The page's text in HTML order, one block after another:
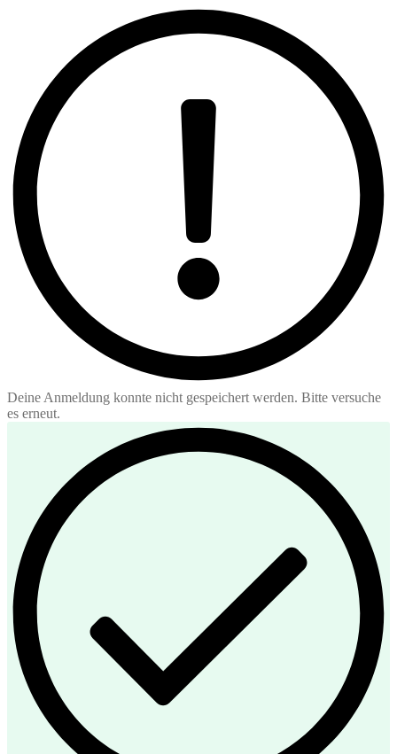
Deine Anmeldung konnte nicht gespeichert werden. Bitte versuche
es erneut.